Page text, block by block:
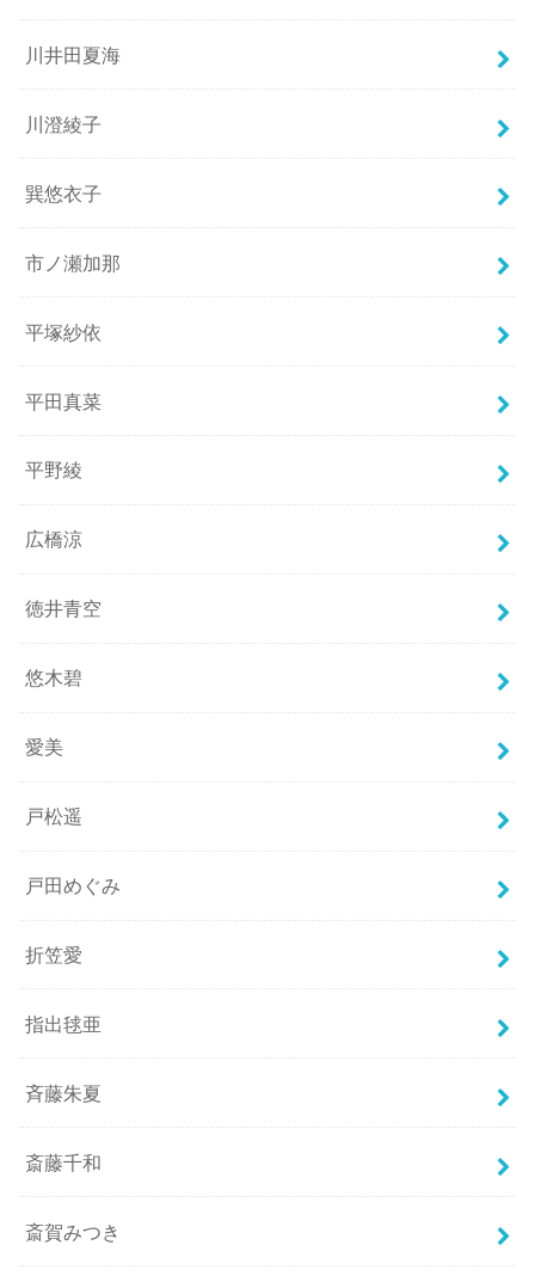
川井田夏海
川澄綾子
巽悠衣子
市ノ瀬加那
平塚紗依
平田真菜
平野綾
広橋涼
徳井青空
悠木碧
愛美
戸松遥
戸田めぐみ
折笠愛
指出毬亜
斉藤朱夏
斎藤千和
斎賀みつき